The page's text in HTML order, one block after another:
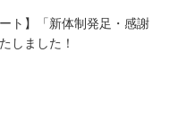
ト】「新体制発足・感謝
しました！